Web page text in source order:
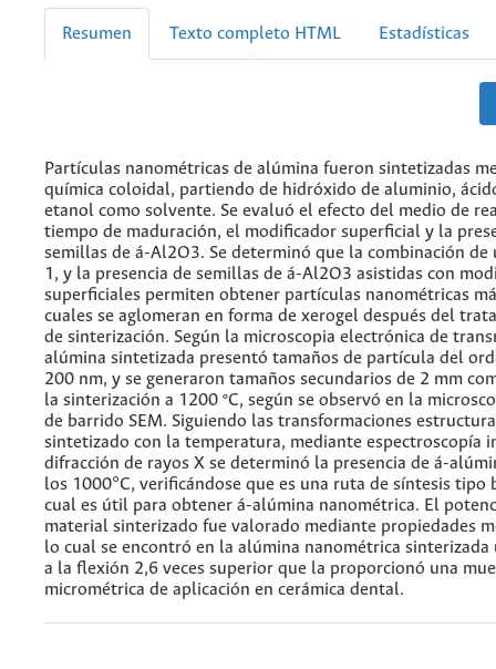
Resumen Texto completo HTML Estadísticas
Partículas nanométricas de alúmina fueron sintetizadas
química coloidal, partiendo de hidróxido de aluminio,
etanol como solvente. Se evaluó el efecto del medio de
tiempo de maduración, el modificador superficial y la
semillas de á-Al2O3. Se determinó que la combinación de
1, y la presencia de semillas de á-Al2O3 asistidas con
superficiales permiten obtener partículas nanométricas
cuales se aglomeran en forma de xerogel después del
de sinterización. Según la microscopia electrónica de
alúmina sintetizada presentó tamaños de partícula del
200 nm, y se generaron tamaños secundarios de 2 mm
la sinterización a 1200 ºC, según se observó en la
de barrido SEM. Siguiendo las transformaciones
sintetizado con la temperatura, mediante espectroscopía
difracción de rayos X se determinó la presencia de á-
los 1000°C, verificándose que es una ruta de síntesis tipo
cual es útil para obtener á-alúmina nanométrica. El
material sinterizado fue valorado mediante propiedades
lo cual se encontró en la alúmina nanométrica sinterizada
a la flexión 2,6 veces superior que la proporcionó una
micrométrica de aplicación en cerámica dental.